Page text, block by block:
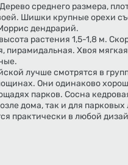
среднего размера,
Шишки крупные орехи
дендрарий.
растения 1,5-1,8 м.
пирамидальная. Хвоя
лучше смотрятся в
Они одинаково
парков. Сосна
дома, так и для
практически в любой